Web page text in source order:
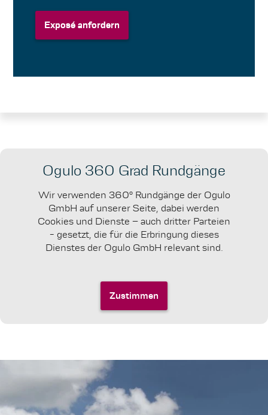
Exposé anfordern
Exposé anfordern
Ogulo 360 Grad Rundgänge
Wir verwenden 360° Rundgänge der Ogulo
GmbH auf unserer Seite, dabei werden
Cookies und Dienste – auch dritter Parteien
- gesetzt, die für die Erbringung dieses
Dienstes der Ogulo GmbH relevant sind.
Zustimmen